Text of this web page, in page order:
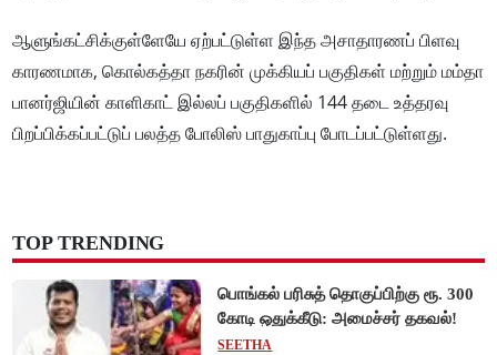
ஆளுங்கட்சிக்குள்ளேயே ஏற்பட்டுள்ள இந்த அசாதாரணப் பிளவு
காரணமாக, கொல்கத்தா நகரின் முக்கியப் பகுதிகள் மற்றும் மம்தா
பானர்ஜியின் காளிகாட் இல்லப் பகுதிகளில் 144 தடை உத்தரவு
பிறப்பிக்கப்பட்டுப் பலத்த போலிஸ் பாதுகாப்பு போடப்பட்டுள்ளது.
TOP TRENDING
பொங்கல் பரிசுத் தொகுப்பிற்கு ரூ. 300
கோடி ஒதுக்கீடு: அமைச்சர் தகவல்!
SEETHA